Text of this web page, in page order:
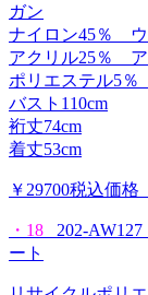
ガン
ナイロン45％ ウ
アクリル25％ ア
ポリエステル5
バスト110cm
裄丈74cm
着丈53cm
￥29700税込
・18 202-
ート